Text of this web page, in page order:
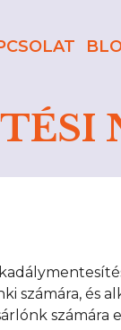
számára, és